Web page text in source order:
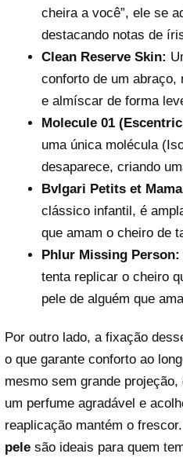
cheira a você”, ele se
destacando notas de
Clean Reserve Skin:
conforto de um abraço,
e almíscar de forma
Molecule 01
uma única molécula
desaparece, criando
Bvlgari Petits et
clássico infantil, é
que amam o cheiro de
Phlur Missing Person:
tenta replicar o cheiro
pele de alguém que
Por outro lado, a fixação
o que garante conforto ao
mesmo sem grande
um perfume agradável e
reaplicação mantém o frescor.
pele são ideais para quem